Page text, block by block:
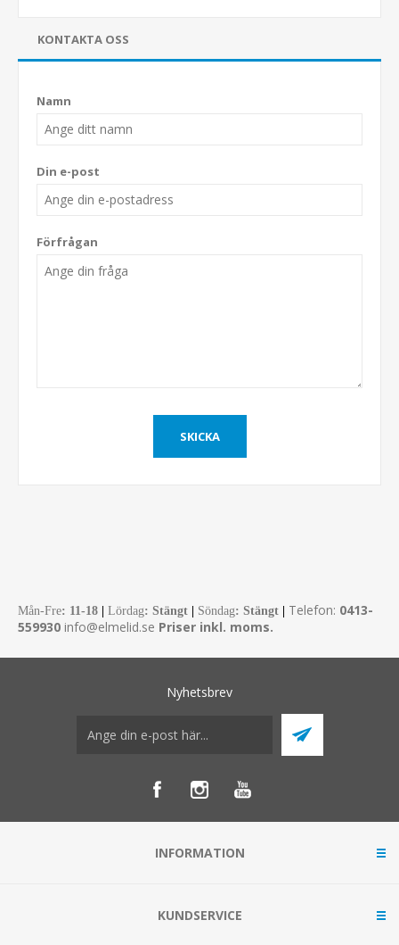
KONTAKTA OSS
Namn
Din e-post
Förfrågan
Mån-Fre: 11-18 Lördag: Stängt Söndag: Stängt Telefon: 0413-
559930 info@elmelid.se Priser inkl. moms.
Nyhetsbrev
INFORMATION
KUNDSERVICE